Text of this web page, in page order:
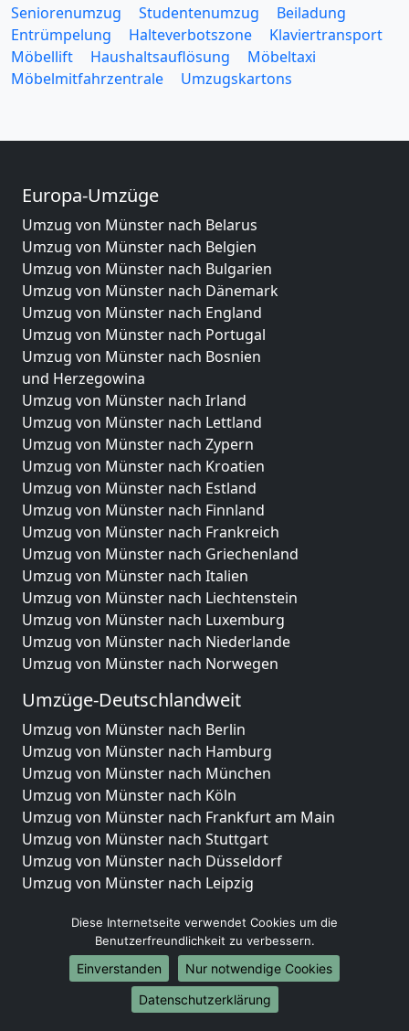
Seniorenumzug
Studentenumzug
Beiladung
Entrümpelung
Halteverbotszone
Klaviertransport
Möbellift
Haushaltsauflösung
Möbeltaxi
Möbelmitfahrzentrale
Umzugskartons
Europa-Umzüge
Umzug von Münster nach Belarus
Umzug von Münster nach Belgien
Umzug von Münster nach Bulgarien
Umzug von Münster nach Dänemark
Umzug von Münster nach England
Umzug von Münster nach Portugal
Umzug von Münster nach Bosnien
und Herzegowina
Umzug von Münster nach Irland
Umzug von Münster nach Lettland
Umzug von Münster nach Zypern
Umzug von Münster nach Kroatien
Umzug von Münster nach Estland
Umzug von Münster nach Finnland
Umzug von Münster nach Frankreich
Umzug von Münster nach Griechenland
Umzug von Münster nach Italien
Umzug von Münster nach Liechtenstein
Umzug von Münster nach Luxemburg
Umzug von Münster nach Niederlande
Umzug von Münster nach Norwegen
Umzüge-Deutschlandweit
Umzug von Münster nach Berlin
Umzug von Münster nach Hamburg
Umzug von Münster nach München
Umzug von Münster nach Köln
Umzug von Münster nach Frankfurt am Main
Umzug von Münster nach Stuttgart
Umzug von Münster nach Düsseldorf
Umzug von Münster nach Leipzig
Umzug von Münster nach Essen
Umzug von Münster nach Bremen
Umzug von Münster nach Dresden
Umzug von Münster nach Hannover
Umzug von Münster nach Nürnberg
Diese Internetseite verwendet Cookies um die
Benutzerfreundlichkeit zu verbessern.
Einverstanden
Nur notwendige Cookies
Datenschutzerklärung